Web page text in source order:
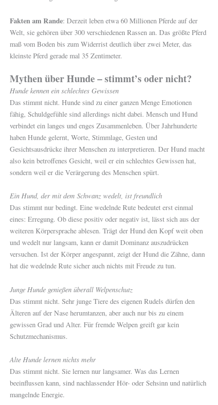
Fakten am Rande: Derzeit leben etwa 60 Millionen Pferde auf der
Welt, sie gehören über 300 verschiedenen Rassen an. Das größte Pferd
maß vom Boden bis zum Widerrist deutlich über zwei Meter, das
kleinste Pferd gerade mal 35 Zentimeter.
Mythen über Hunde – stimmt’s oder nicht?
Hunde kennen ein schlechtes Gewissen
Das stimmt nicht. Hunde sind zu einer ganzen Menge Emotionen
fähig, Schuldgefühle sind allerdings nicht dabei. Mensch und Hund
verbindet ein langes und enges Zusammenleben. Über Jahrhunderte
haben Hunde gelernt, Worte, Stimmlage, Gesten und
Gesichtsausdrücke ihrer Menschen zu interpretieren. Der Hund macht
also kein betroffenes Gesicht, weil er ein schlechtes Gewissen hat,
sondern weil er die Verärgerung des Menschen spürt.
Ein Hund, der mit dem Schwanz wedelt, ist freundlich
Das stimmt nur bedingt. Eine wedelnde Rute bedeutet erst einmal
eines: Erregung. Ob diese positiv oder negativ ist, lässt sich aus der
weiteren Körpersprache ablesen. Trägt der Hund den Kopf weit oben
und wedelt nur langsam, kann er damit Dominanz auszudrücken
versuchen. Ist der Körper angespannt, zeigt der Hund die Zähne, dann
hat die wedelnde Rute sicher auch nichts mit Freude zu tun.
Junge Hunde genießen überall Welpenschutz
Das stimmt nicht. Sehr junge Tiere des eigenen Rudels dürfen den
Älteren auf der Nase herumtanzen, aber auch nur bis zu einem
gewissen Grad und Alter. Für fremde Welpen greift gar kein
Schutzmechanismus.
Alte Hunde lernen nichts mehr
Das stimmt nicht. Sie lernen nur langsamer. Was das Lernen
beeinflussen kann, sind nachlassender Hör- oder Sehsinn und natürlich
mangelnde Energie.